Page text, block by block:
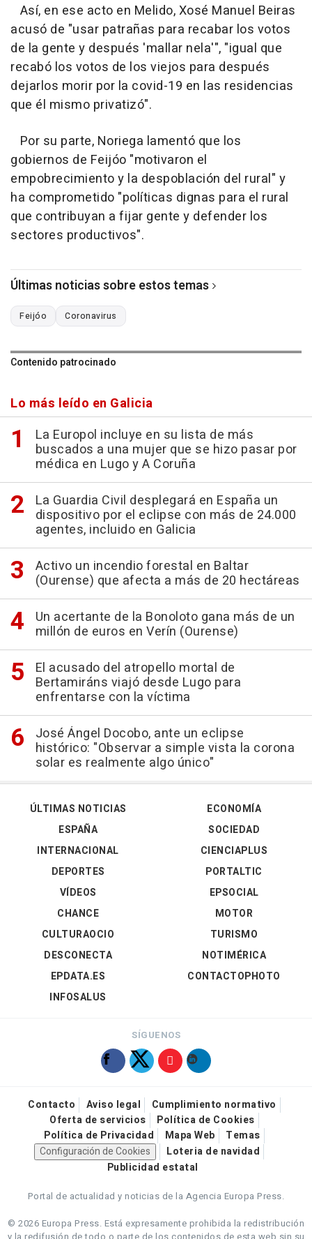
Así, en ese acto en Melido, Xosé Manuel Beiras
acusó de "usar patrañas para recabar los votos
de la gente y después 'mallar nela'", "igual que
recabó los votos de los viejos para después
dejarlos morir por la covid-19 en las residencias
que él mismo privatizó".
Por su parte, Noriega lamentó que los
gobiernos de Feijóo "motivaron el
empobrecimiento y la despoblación del rural" y
ha comprometido "políticas dignas para el rural
que contribuyan a fijar gente y defender los
sectores productivos".
Últimas noticias sobre estos temas
Feijóo Coronavirus
Contenido patrocinado
Lo más leído en Galicia
La Europol incluye en su lista de más
buscados a una mujer que se hizo pasar por
médica en Lugo y A Coruña
La Guardia Civil desplegará en España un
dispositivo por el eclipse con más de 24.000
agentes, incluido en Galicia
Activo un incendio forestal en Baltar
(Ourense) que afecta a más de 20 hectáreas
Un acertante de la Bonoloto gana más de un
millón de euros en Verín (Ourense)
El acusado del atropello mortal de
Bertamiráns viajó desde Lugo para
enfrentarse con la víctima
José Ángel Docobo, ante un eclipse
histórico: "Observar a simple vista la corona
solar es realmente algo único"
ÚLTIMAS NOTICIAS
ESPAÑA
INTERNACIONAL
DEPORTES
VÍDEOS
ECONOMÍA
SOCIEDAD
CIENCIAPLUS
PORTALTIC
EPSOCIAL
CHANCE
CULTURAOCIO
DESCONECTA
EPDATA.ES
INFOSALUS
MOTOR
TURISMO
NOTIMÉRICA
CONTACTOPHOTO
SÍGUENOS
Contacto Aviso legal
Cumplimiento normativo
Oferta de servicios
Política de Cookies
Política de Privacidad
Mapa Web
Temas
Configuración de Cookies
Loteria de navidad
Publicidad estatal
Portal de actualidad y noticias de la Agencia Europa Press.
© 2026 Europa Press. Está expresamente prohibida la redistribución